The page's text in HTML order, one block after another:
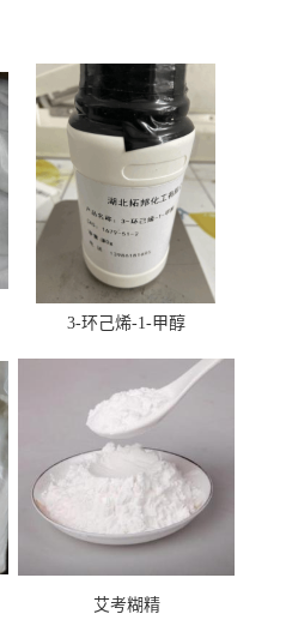
3-环己烯-1-甲醇
艾考糊精